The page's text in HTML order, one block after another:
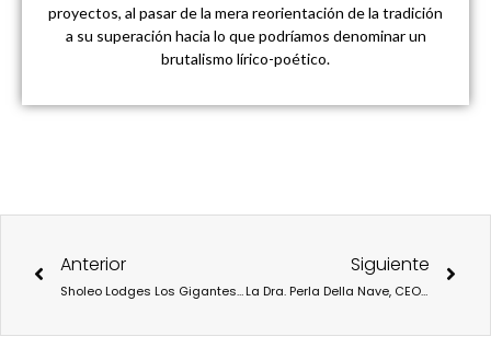
proyectos, al pasar de la mera reorientación de la tradición
a su superación hacia lo que podríamos denominar un
brutalismo lírico-poético.
Anterior
Sholeo Lodges Los Gigantes recibe el sello Biosphere
Siguiente
La Dra. Perla Della Nave, CEO de Clínica Vericat Madrid Implantología, Premio Dr. Fleming en su IV Edición